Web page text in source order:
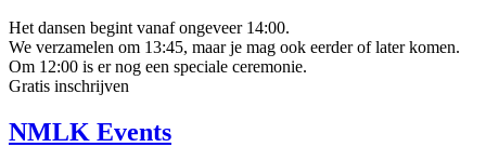
Het dansen begint vanaf ongeveer 14:00.
We verzamelen om 13:45, maar je mag ook eerder of later komen.
Om 12:00 is er nog een speciale ceremonie.
Gratis inschrijven
NMLK Events